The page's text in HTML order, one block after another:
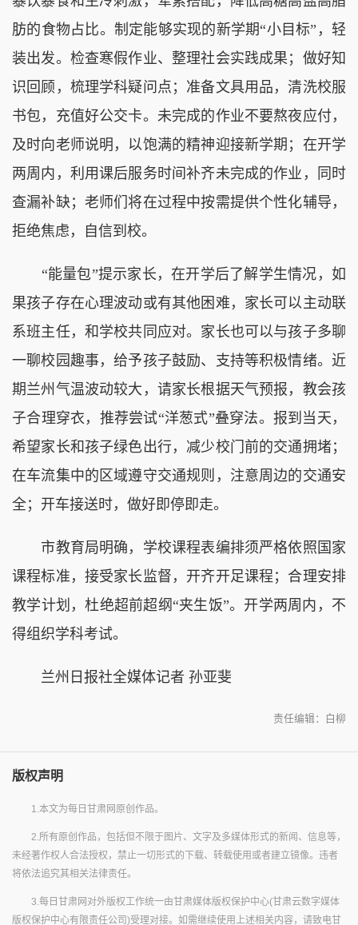
肪的食物占比。制定能够实现的新学期“小目标”，轻
装出发。检查寒假作业、整理社会实践成果；做好知
识回顾，梳理学科疑问点；准备文具用品，清洗校服
书包，充值好公交卡。未完成的作业不要熬夜应付，
及时向老师说明，以饱满的精神迎接新学期；在开学
两周内，利用课后服务时间补齐未完成的作业，同时
查漏补缺；老师们将在过程中按需提供个性化辅导，
拒绝焦虑，自信到校。
“能量包”提示家长，在开学后了解学生情况，如
果孩子存在心理波动或有其他困难，家长可以主动联
系班主任，和学校共同应对。家长也可以与孩子多聊
一聊校园趣事，给予孩子鼓励、支持等积极情绪。近
期兰州气温波动较大，请家长根据天气预报，教会孩
子合理穿衣，推荐尝试“洋葱式”叠穿法。报到当天，
希望家长和孩子绿色出行，减少校门前的交通拥堵；
在车流集中的区域遵守交通规则，注意周边的交通安
全；开车接送时，做好即停即走。
市教育局明确，学校课程表编排须严格依照国家
课程标准，接受家长监督，开齐开足课程；合理安排
教学计划，杜绝超前超纲“夹生饭”。开学两周内，不
得组织学科考试。
兰州日报社全媒体记者 孙亚斐
责任编辑：白柳
版权声明
1.本文为每日甘肃网原创作品。
2.所有原创作品，包括但不限于图片、文字及多媒体形式的新闻、信息等，
未经著作权人合法授权，禁止一切形式的下载、转载使用或者建立镜像。违者
将依法追究其相关法律责任。
3.每日甘肃网对外版权工作统一由甘肃媒体版权保护中心(甘肃云数字媒体
版权保护中心有限责任公司)受理对接。如需继续使用上述相关内容，请致电甘